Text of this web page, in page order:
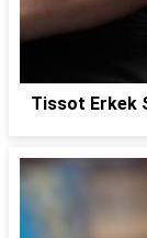
Tissot Erkek